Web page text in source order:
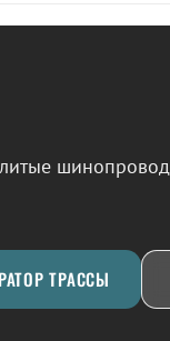
литые
ТРАССЫ